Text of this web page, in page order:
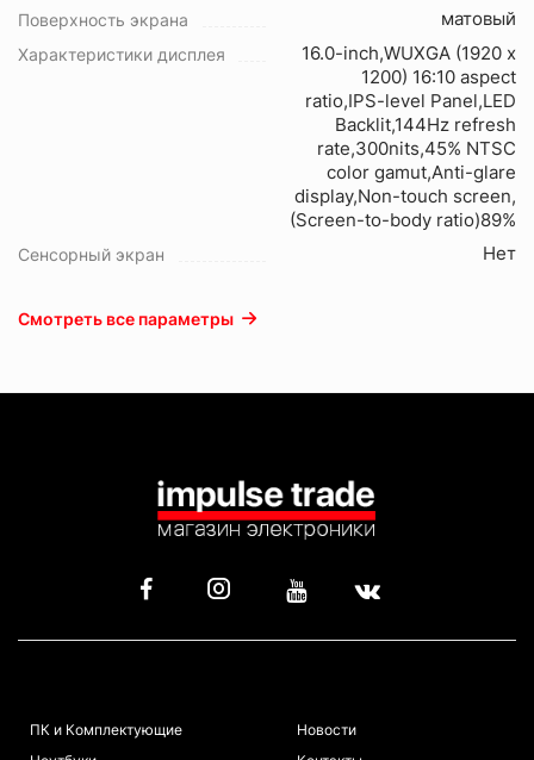
Поверхность экрана матовый
Характеристики дисплея
16.0-inch,WUXGA (1920 x
1200) 16:10 aspect
ratio,IPS-level Panel,LED
Backlit,144Hz refresh
rate,300nits,45% NTSC
color gamut,Anti-glare
display,Non-touch screen,
(Screen-to-body ratio)89%
Сенсорный экран Нет
Смотреть все параметры
ПК и Комплектующие
Новости